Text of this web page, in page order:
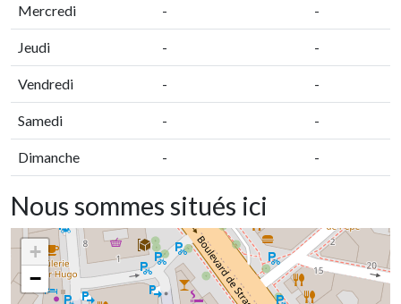
Mercredi - -
Jeudi - -
Vendredi - -
Samedi - -
Dimanche - -
Nous sommes situés ici
+
−